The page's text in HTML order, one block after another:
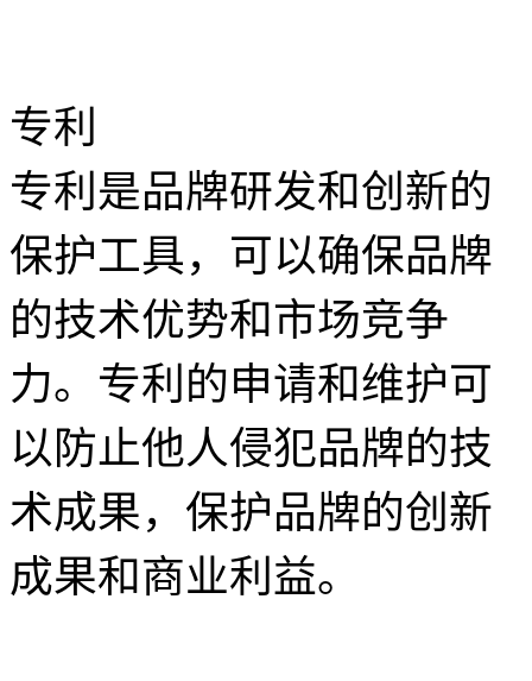
专利
专利是品牌研发和创新的
保护工具，可以确保品牌
的技术优势和市场竞争
力。专利的申请和维护可
以防止他人侵犯品牌的技
术成果，保护品牌的创新
成果和商业利益。